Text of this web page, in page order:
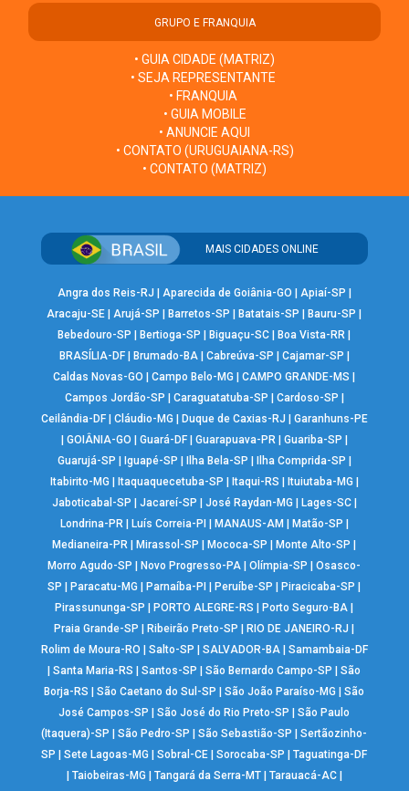
GRUPO E FRANQUIA
• GUIA CIDADE (MATRIZ)
• SEJA REPRESENTANTE
• FRANQUIA
• GUIA MOBILE
• ANUNCIE AQUI
• CONTATO (URUGUAIANA-RS)
• CONTATO (MATRIZ)
MAIS CIDADES ONLINE
Angra dos Reis-RJ Aparecida de Goiânia-GO Apiaí-SP
Aracaju-SE |Arujá-SP Barretos-SP Batatais-SP Bauru-SP
Bebedouro-SP
Bertioga-SP Biguaçu-SC Boa Vista-RR
BRASÍLIA-DF| Brumado-BA| Cabreúva-SP Cajamar-SP
Caldas Novas-GO
|Campo Belo-MG |CAMPO GRANDE-MS
Campos Jordão-SP
Caraguatatuba-SP Cardoso-SP
Ceilândia-DF| Cláudio-MG Duque de Caxias-RJ
Garanhuns-PE
GOIÂNIA-GO Guará-DF| Guarapuava-PR| Guariba-SP
Guarujá-SP
Iguapé-SP Ilha Bela-SP Ilha Comprida-SP
Itabirito-MG
Itaquaquecetuba-SP Itaqui-RS Ituiutaba-MG
Jaboticabal-SP
Jacareí-SP José Raydan-MG Lages-SC|
Londrina-PR| Luís Correia-PI MANAUS-AM Matão-SP
Medianeira-PR
Mirassol-SP Mococa-SP Monte Alto-SP
Morro Agudo-SP
Novo Progresso-PA |Olímpia-SP |Osasco-
SP
Paracatu-MG Parnaíba-PI Peruíbe-SP Piracicaba-SP
Pirassununga-SP
PORTO ALEGRE-RS Porto Seguro-BA
Praia Grande-SP
Ribeirão Preto-SP RIO DE JANEIRO-RJ
Rolim de Moura-RO
Salto-SP SALVADOR-BA| Samambaia-DF
|Santa Maria-RS |Santos-SP |São Bernardo Campo-SP |São
Borja-RS
|São Caetano do Sul-SP |São João Paraíso-MG |São
José Campos-SP
|São José do Rio Preto-SP |São Paulo
(Itaquera)-SP
|São Pedro-SP |São Sebastião-SP |Sertãozinho-
SP
|Sete Lagoas-MG |Sobral-CE |Sorocaba-SP |Taguatinga-DF
Taiobeiras-MG Tangará da Serra-MT| Tarauacá-AC|